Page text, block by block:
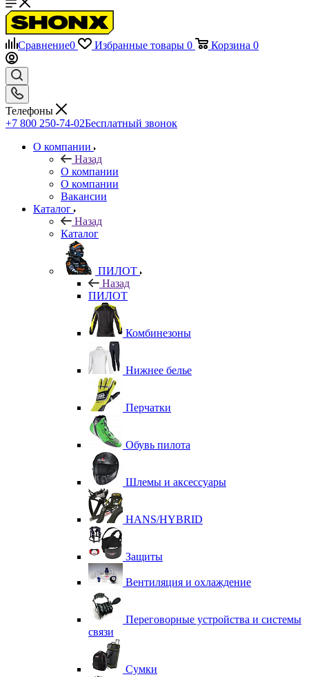
Сравнение0 Избранные товары 0 Корзина 0
Телефоны
+7 800 250-74-02Бесплатный звонок
О компании
Назад
О компании
О компании
Вакансии
Каталог
Назад
Каталог
ПИЛОТ
Назад
ПИЛОТ
Комбинезоны
Нижнее белье
Перчатки
Обувь пилота
Шлемы и аксессуары
HANS/HYBRID
Защиты
Вентиляция и охлаждение
Переговорные устройства и системы
связи
Сумки